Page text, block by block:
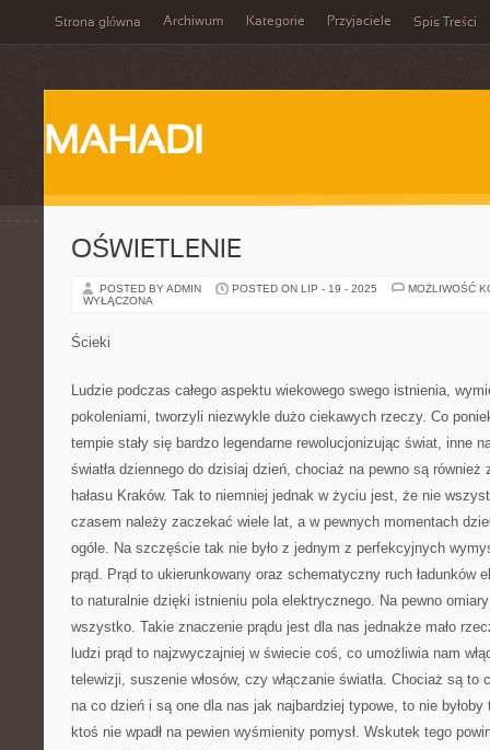
Strona główna Archiwum Kategorie Przyjaciele Spis Treści
MAHADI
OŚWIETLENIE
POSTED BY ADMIN POSTED ON LIP - 19 - 2025
MOŻLIWOŚĆ
WYŁĄCZONA
Ścieki
Ludzie podczas całego aspektu wiekowego swego istnienia,
pokoleniami, tworzyli niezwykle dużo ciekawych rzeczy. Co
tempie stały się bardzo legendarne rewolucjonizując świat, inne
światła dziennego do dzisiaj dzień, chociaż na pewno są
hałasu Kraków. Tak to niemniej jednak w życiu jest, że nie
czasem należy zaczekać wiele lat, a w pewnych momentach
ogóle. Na szczęście tak nie było z jednym z perfekcyjnych
prąd. Prąd to ukierunkowany oraz schematyczny ruch ładunków
to naturalnie dzięki istnieniu pola elektrycznego. Na pewno
wszystko. Takie znaczenie prądu jest dla nas jednakże mało
ludzi prąd to najzwyczajniej w świecie coś, co umożliwia nam
telewizji, suszenie włosów, czy włączanie światła. Chociaż są
na co dzień i są one dla nas jak najbardziej typowe, to nie
ktoś nie wpadł na pewien wyśmienity pomysł. Wskutek tego